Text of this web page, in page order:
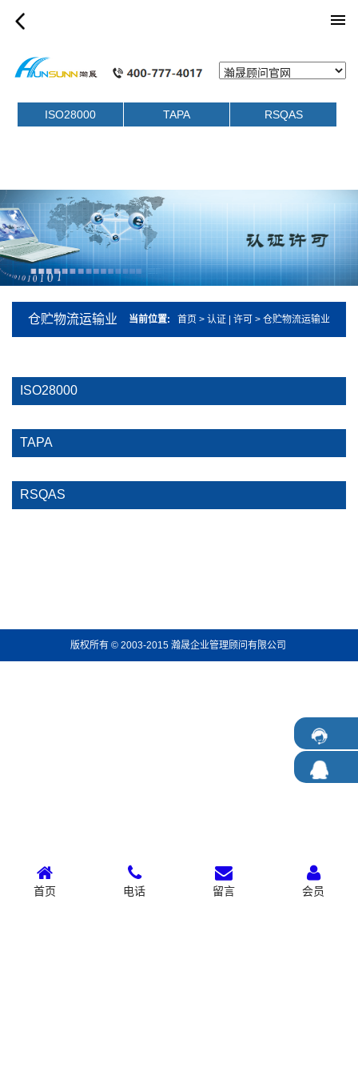
ISO28000 TAPA RSQAS
仓贮物流运输业 当前位置: 首页 > 认证 | 许可 > 仓贮物流运输业
ISO28000
TAPA
RSQAS
版权所有 © 2003-2015 瀚晟企业管理顾问有限公司
首页 电话 留言 会员